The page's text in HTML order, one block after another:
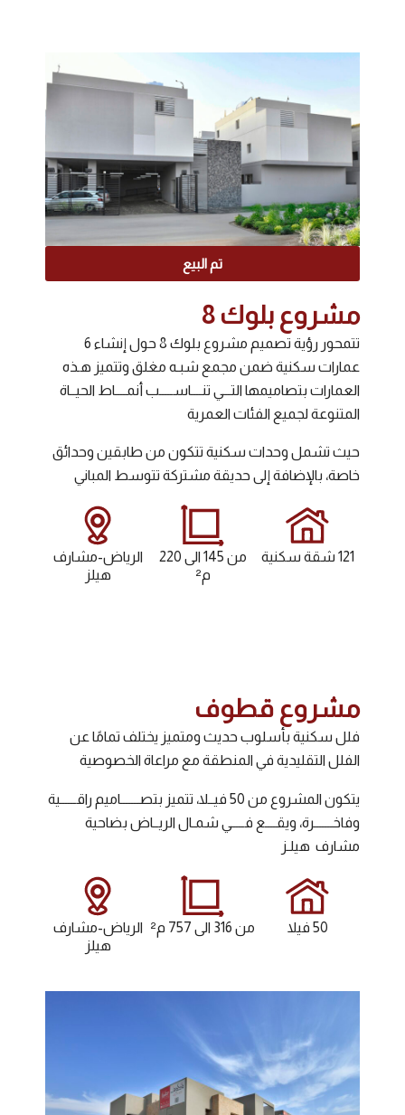
مشروع بلوك 8
تتمحور رؤية تصميم مشروع بلوك 8 حول إنشاء 6
عمارات سكنية ضمن مجمع شبـه مغلق وتتميز هـذه
العمارات بتصاميمها التـــي تنــــاســـــب أنمــــاط الحيــاة
المتنوعة لجميع الفئات العمرية
حيث تشمل وحدات سكنية تتكون من طابقين وحدائق
خاصة، بالإضافة إلى حديقة مشتركة تتوسط المباني
121 شقة سكنية
من 145 الى 220
م²
الرياض-مشارف
هيلز
تم البيع
مشروع قطوف
فلل سكنية بأسلوب حديث ومتميز يختلف تمامًا عن
الفلل التقليدية في المنطقة مع مراعاة الخصوصية
يتكون المشروع من 50 فيــلا، تتميز بتصـــــــاميم راقــــــية
وفاخـــــــرة، ويقــــع فـــــي شمـال الريــاض بضاحية
مشارف هيلـز
50 فيلا من 316 الى 757 م²
الرياض-مشارف
هيلز